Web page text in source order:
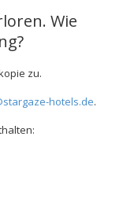
Wie
zu.
hotels.de.